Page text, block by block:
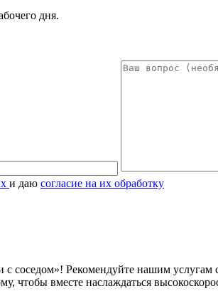
дня.
и даю согласие на их обработку
Рекомендуйте нашим услугам
чтобы вместе наслаждаться